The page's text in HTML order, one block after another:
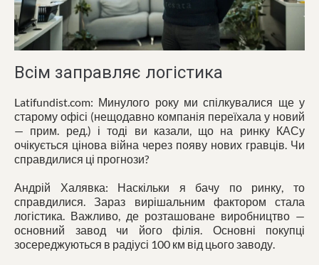
Всім заправляє логістика
Latifundist.com: Минулого року ми спілкувалися ще у
старому офісі (нещодавно компанія переїхала у новий
— прим. ред.) і тоді ви казали, що на ринку КАСу
очікується цінова війна через появу нових гравців. Чи
справдилися ці прогнози?
Андрій Халявка: Наскільки я бачу по ринку, то
справдилися. Зараз вирішальним фактором стала
логістика. Важливо, де розташоване виробництво —
основний завод чи його філія. Основні покупці
зосереджуються в радіусі 100 км від цього заводу.